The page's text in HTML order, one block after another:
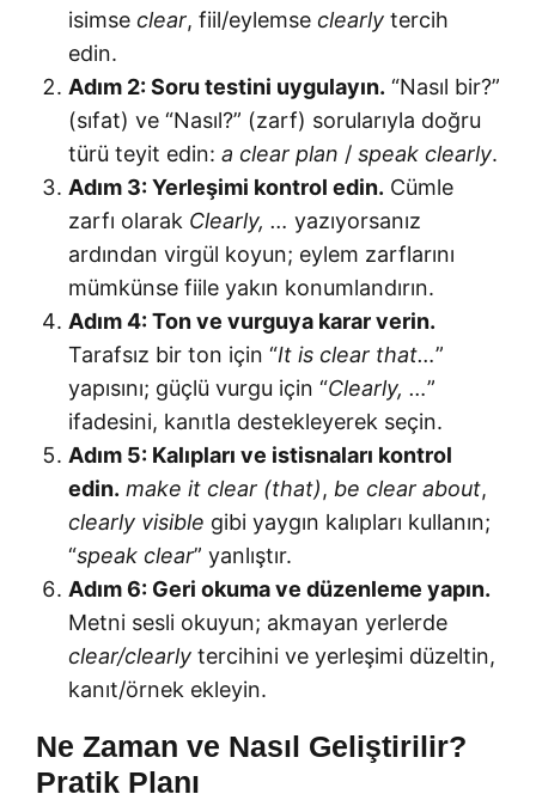
isimse clear, fiil/eylemse clearly tercih
edin.
Adım 2: Soru testini uygulayın. “Nasıl bir?”
(sıfat) ve “Nasıl?” (zarf) sorularıyla doğru
türü teyit edin: a clear plan / speak clearly.
Adım 3: Yerleşimi kontrol edin. Cümle
zarfı olarak Clearly, … yazıyorsanız
ardından virgül koyun; eylem zarflarını
mümkünse fiile yakın konumlandırın.
Adım 4: Ton ve vurguya karar verin.
Tarafsız bir ton için “It is clear that…”
yapısını; güçlü vurgu için “Clearly, …”
ifadesini, kanıtla destekleyerek seçin.
Adım 5: Kalıpları ve istisnaları kontrol
edin. make it clear (that), be clear about,
clearly visible gibi yaygın kalıpları kullanın;
“speak clear” yanlıştır.
Adım 6: Geri okuma ve düzenleme yapın.
Metni sesli okuyun; akmayan yerlerde
clear/clearly tercihini ve yerleşimi düzeltin,
kanıt/örnek ekleyin.
Ne Zaman ve Nasıl Geliştirilir?
Pratik Planı